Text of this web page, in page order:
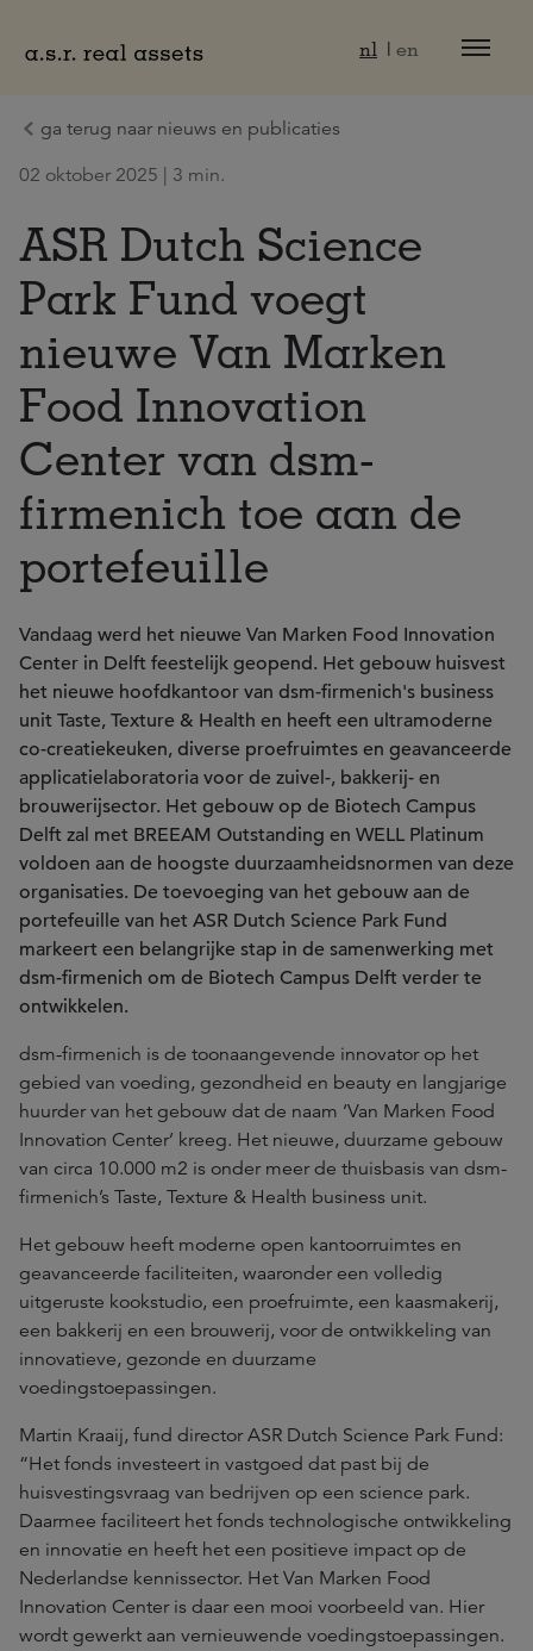
nl en
ga terug naar nieuws en publicaties
02 oktober 2025 | 3 min.
ASR Dutch Science
Park Fund voegt
nieuwe Van Marken
Food Innovation
Center van dsm-
firmenich toe aan de
portefeuille
Vandaag werd het nieuwe Van Marken Food Innovation
Center in Delft feestelijk geopend. Het gebouw huisvest
het nieuwe hoofdkantoor van dsm-firmenich's business
unit Taste, Texture & Health en heeft een ultramoderne
co-creatiekeuken, diverse proefruimtes en geavanceerde
applicatielaboratoria voor de zuivel-, bakkerij- en
brouwerijsector. Het gebouw op de Biotech Campus
Delft zal met BREEAM Outstanding en WELL Platinum
voldoen aan de hoogste duurzaamheidsnormen van deze
organisaties. De toevoeging van het gebouw aan de
portefeuille van het ASR Dutch Science Park Fund
markeert een belangrijke stap in de samenwerking met
dsm-firmenich om de Biotech Campus Delft verder te
ontwikkelen.
dsm-firmenich is de toonaangevende innovator op het
gebied van voeding, gezondheid en beauty en langjarige
huurder van het gebouw dat de naam ‘Van Marken Food
Innovation Center’ kreeg. Het nieuwe, duurzame gebouw
van circa 10.000 m2 is onder meer de thuisbasis van dsm-
firmenich’s Taste, Texture & Health business unit.
Het gebouw heeft moderne open kantoorruimtes en
geavanceerde faciliteiten, waaronder een volledig
uitgeruste kookstudio, een proefruimte, een kaasmakerij,
een bakkerij en een brouwerij, voor de ontwikkeling van
innovatieve, gezonde en duurzame
voedingstoepassingen.
Martin Kraaij, fund director ASR Dutch Science Park Fund:
“Het fonds investeert in vastgoed dat past bij de
huisvestingsvraag van bedrijven op een science park.
Daarmee faciliteert het fonds technologische ontwikkeling
en innovatie en heeft het een positieve impact op de
Nederlandse kennissector. Het Van Marken Food
Innovation Center is daar een mooi voorbeeld van. Hier
wordt gewerkt aan vernieuwende voedingstoepassingen.